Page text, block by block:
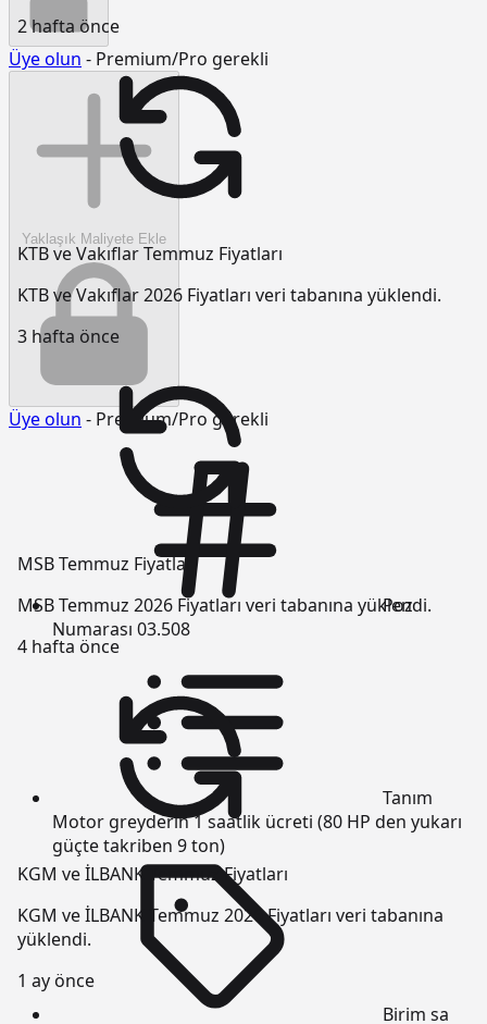
2 hafta önce
KTB ve Vakıflar Temmuz Fiyatları
KTB ve Vakıflar 2026 Fiyatları veri tabanına yüklendi.
3 hafta önce
MSB Temmuz Fiyatları
MSB Temmuz 2026 Fiyatları veri tabanına yüklendi.
4 hafta önce
KGM ve İLBANK Temmuz Fiyatları
KGM ve İLBANK Temmuz 2026 Fiyatları veri tabanına
yüklendi.
1 ay önce
Üye olun - Premium/Pro gerekli
Yaklaşık Maliyete Ekle
Üye olun - Premium/Pro gerekli
Poz
Numarası 03.508
Tanım
Motor greyderin 1 saatlik ücreti (80 HP den yukarı
güçte takriben 9 ton)
Birim sa